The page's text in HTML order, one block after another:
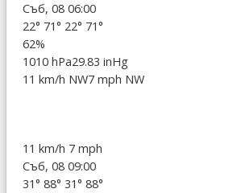
Съб, 08 06:00
22° 71° 22° 71°
62%
1010 hPa29.83 inHg
11 km/h NW7 mph NW
11 km/h 7 mph
Съб, 08 09:00
31° 88° 31° 88°